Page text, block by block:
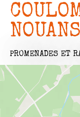
NOUANS
PROMENADES ET